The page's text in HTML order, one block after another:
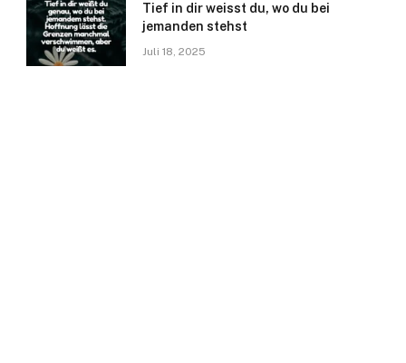
Tief in dir weisst du, wo du bei
jemanden stehst
Juli 18, 2025